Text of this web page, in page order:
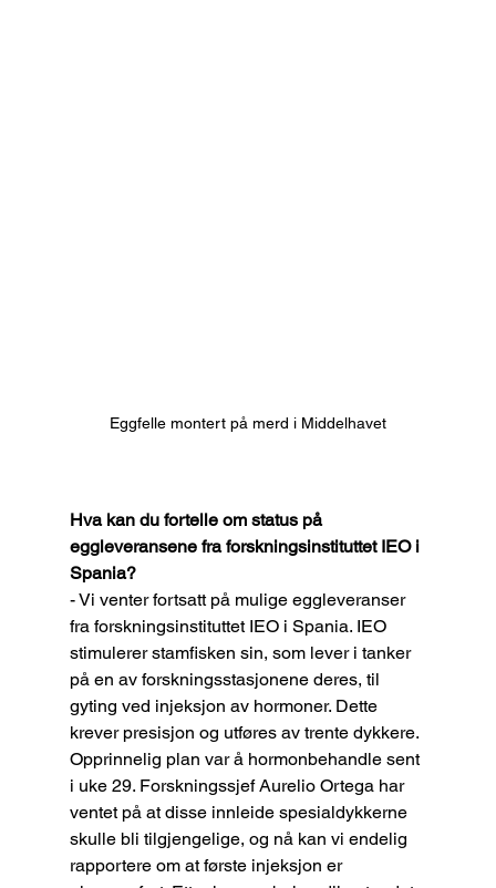
Eggfelle montert på merd i Middelhavet
Hva kan du fortelle om status på
eggleveransene fra forskningsinstituttet IEO i
Spania?
- Vi venter fortsatt på mulige eggleveranser
fra forskningsinstituttet IEO i Spania. IEO
stimulerer stamfisken sin, som lever i tanker
på en av forskningsstasjonene deres, til
gyting ved injeksjon av hormoner. Dette
krever presisjon og utføres av trente dykkere.
Opprinnelig plan var å hormonbehandle sent
i uke 29. Forskningssjef Aurelio Ortega har
ventet på at disse innleide spesialdykkerne
skulle bli tilgjengelige, og nå kan vi endelig
rapportere om at første injeksjon er